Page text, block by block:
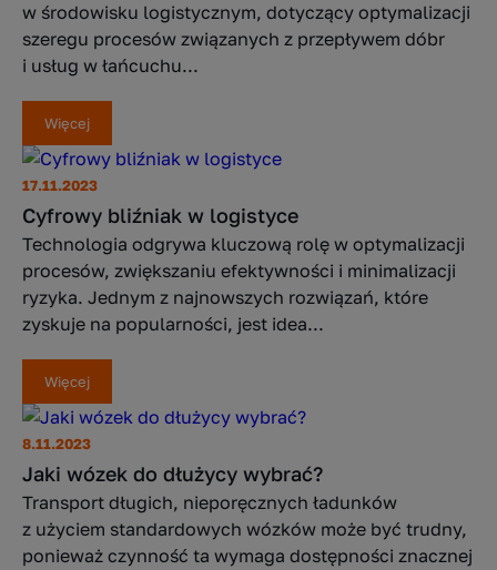
w środowisku logistycznym, dotyczący optymalizacji
szeregu procesów związanych z przepływem dóbr
i usług w łańcuchu...
Więcej
17.11.2023
Cyfrowy bliźniak w logistyce
Technologia odgrywa kluczową rolę w optymalizacji
procesów, zwiększaniu efektywności i minimalizacji
ryzyka. Jednym z najnowszych rozwiązań, które
zyskuje na popularności, jest idea...
Więcej
8.11.2023
Jaki wózek do dłużycy wybrać?
Transport długich, nieporęcznych ładunków
z użyciem standardowych wózków może być trudny,
ponieważ czynność ta wymaga dostępności znacznej